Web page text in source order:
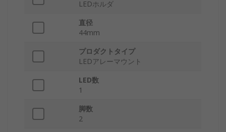
LEDホルダ
直径
44mm
プロダクトタイプ
LEDアレーマウント
LED数
1
脚数
2